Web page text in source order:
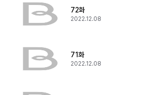
72화
2022.12.08
71화
2022.12.08